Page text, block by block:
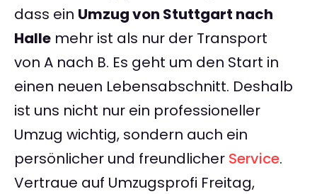
dass ein Umzug von Stuttgart nach
Halle mehr ist als nur der Transport
von A nach B. Es geht um den Start in
einen neuen Lebensabschnitt. Deshalb
ist uns nicht nur ein professioneller
Umzug wichtig, sondern auch ein
persönlicher und freundlicher Service.
Vertraue auf Umzugsprofi Freitag,